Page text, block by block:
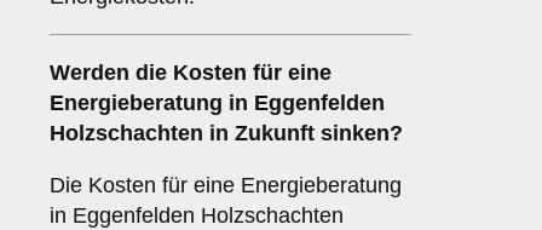
Werden die Kosten für eine
Energieberatung in Eggenfelden
Holzschachten in Zukunft sinken?
Die Kosten für eine Energieberatung
in Eggenfelden Holzschachten